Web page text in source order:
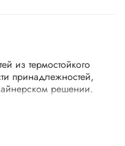
из термостойкого
принадлежностей,
решении.
Ручки приборов